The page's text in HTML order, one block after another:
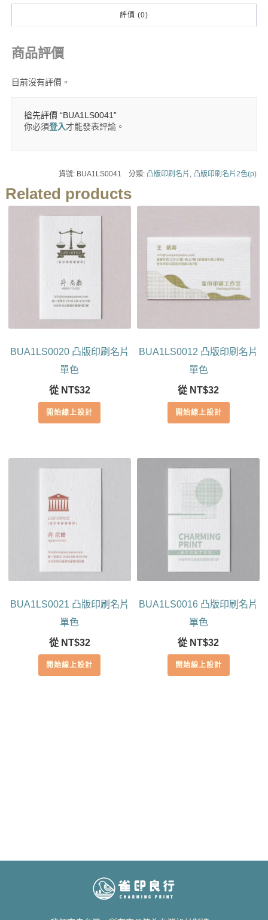
評價 (0)
商品評價
目前沒有評價。
搶先評價 “BUA1LS0041”
你必須登入才能發表評論。
貨號: BUA1LS0041 分類: 凸版印刷名片 凸版印刷名片2色(p)
Related products
BUA1LS0020 凸版印刷名片
單色
從 NT$32
開始線上設計
BUA1LS0012 凸版印刷名片
單色
從 NT$32
開始線上設計
BUA1LS0021 凸版印刷名片
單色
從 NT$32
開始線上設計
BUA1LS0016 凸版印刷名片
單色
從 NT$32
開始線上設計